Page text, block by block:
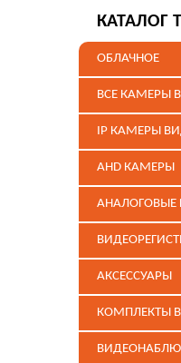
КАТАЛОГ
ОБЛАЧНОЕ
ВСЕ КАМЕРЫ
IP КАМЕРЫ
AHD КАМЕРЫ
АНАЛОГОВЫЕ
АКСЕССУАРЫ
КОМПЛЕКТЫ